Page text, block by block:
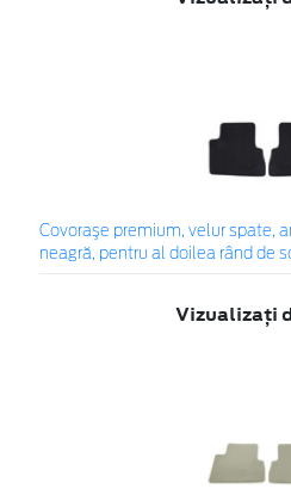
Covoraşe premium, velur spate,
neagră, pentru al doilea rând de
Vizualizați